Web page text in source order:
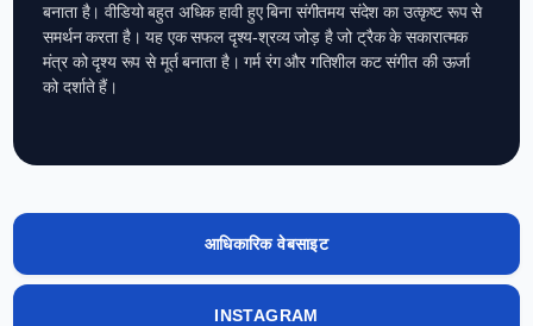
बनाता है। वीडियो बहुत अधिक हावी हुए बिना संगीतमय संदेश का उत्कृष्ट रूप से
समर्थन करता है। यह एक सफल दृश्य-श्रव्य जोड़ है जो ट्रैक के सकारात्मक
मंत्र को दृश्य रूप से मूर्त बनाता है। गर्म रंग और गतिशील कट संगीत की ऊर्जा
को दर्शाते हैं।
आधिकारिक वेबसाइट
INSTAGRAM